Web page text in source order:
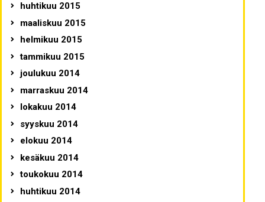
huhtikuu 2015
maaliskuu 2015
helmikuu 2015
tammikuu 2015
joulukuu 2014
marraskuu 2014
lokakuu 2014
syyskuu 2014
elokuu 2014
kesäkuu 2014
toukokuu 2014
huhtikuu 2014